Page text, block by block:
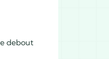
debout